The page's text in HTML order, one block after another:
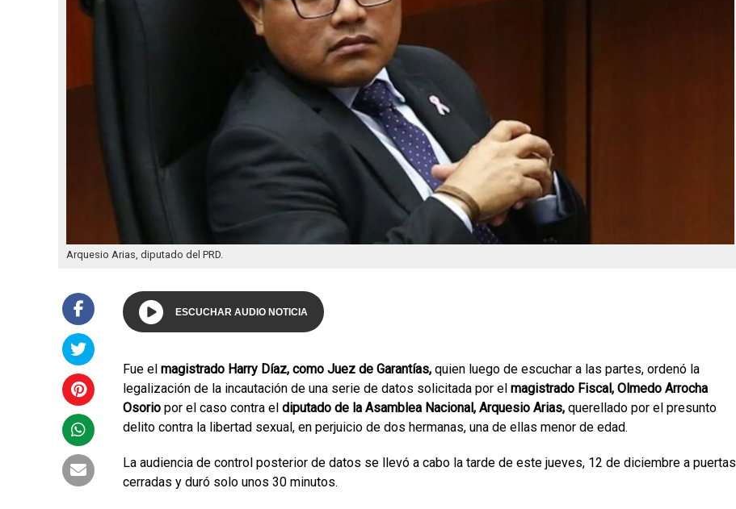
Arquesio Arias, diputado del PRD.
ESCUCHAR AUDIO NOTICIA
Fue el magistrado Harry Díaz, como Juez de Garantías, quien luego de escuchar a las partes, ordenó la
legalización de la incautación de una serie de datos solicitada por el magistrado Fiscal, Olmedo Arrocha
Osorio por el caso contra el diputado de la Asamblea Nacional, Arquesio Arias, querellado por el presunto
delito contra la libertad sexual, en perjuicio de dos hermanas, una de ellas menor de edad.
La audiencia de control posterior de datos se llevó a cabo la tarde de este jueves, 12 de diciembre a puertas
cerradas y duró solo unos 30 minutos.